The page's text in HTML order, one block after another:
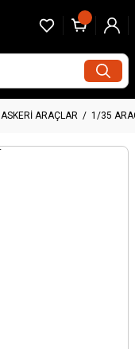
ASKERİ ARAÇLAR 1/35